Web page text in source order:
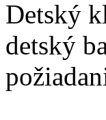
Detský
detský